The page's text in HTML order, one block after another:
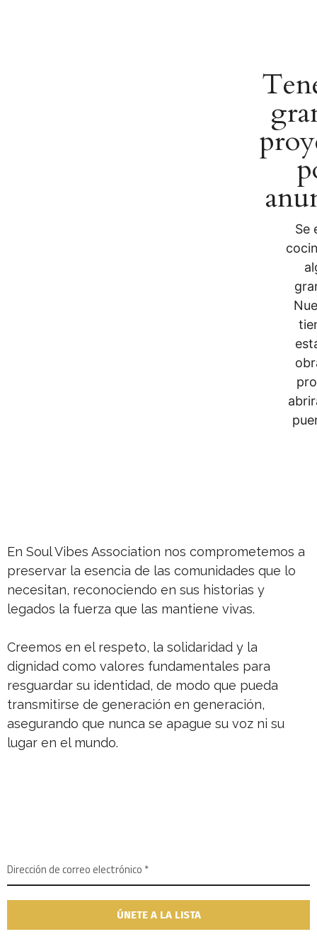
Se
En Soul Vibes Association nos comprometemos a
preservar la esencia de las comunidades que lo
necesitan, reconociendo en sus historias y
legados la fuerza que las mantiene vivas.
Creemos en el respeto, la solidaridad y la
dignidad como valores fundamentales para
resguardar su identidad, de modo que pueda
transmitirse de generación en generación,
asegurando que nunca se apague su voz ni su
lugar en el mundo.